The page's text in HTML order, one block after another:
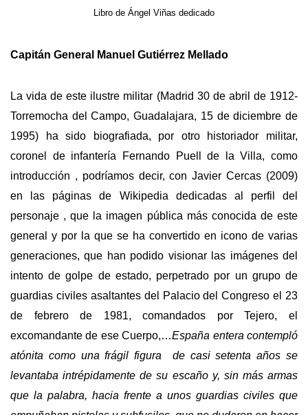
Libro de Ángel Viñas dedicado
Capitán General Manuel Gutiérrez Mellado
La vida de este ilustre militar (Madrid 30 de abril de 1912-
Torremocha del Campo, Guadalajara, 15 de diciembre de
1995) ha sido biografiada, por otro historiador militar,
coronel de infantería Fernando Puell de la Villa, como
introducción , podríamos decir, con Javier Cercas (2009)
en las páginas de Wikipedia dedicadas al perfil del
personaje , que la imagen pública más conocida de este
general y por la que se ha convertido en icono de varias
generaciones, que han podido visionar las imágenes del
intento de golpe de estado, perpetrado por un grupo de
guardias civiles asaltantes del Palacio del Congreso el 23
de febrero de 1981, comandados por Tejero, el
excomandante de ese Cuerpo,…España entera contempló
atónita como una frágil figura de casi setenta años se
levantaba intrépidamente de su escaño y, sin más armas
que la palabra, hacia frente a unos guardias civiles que